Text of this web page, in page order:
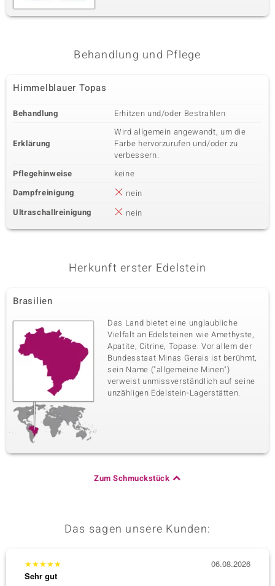
Vierter Edelstein
Karatgewicht Summe Schliff
Rundschliff
Pavéfassung
Edelsteinvarietät Anzahl und Größe
61 à 1,3 mm
Karatgewicht Summe
0,643 ct
Fassung
Pavéfassung
Herkunft
Thailand
Schwarzer Spinell
Anzahl und Größe
9 à 1 mm
0,05 ct
Fassung
Pavéfassung
Herkunft
Thailand
Behandlung und Pflege
Himmelblauer Topas
Behandlung Erhitzen und/oder Bestrahlen
Erklärung
Wird allgemein angewandt, um die
Farbe hervorzurufen und/oder zu
verbessern.
Pflegehinweise
keine
Dampfreinigung
nein
Ultraschallreinigung
nein
Herkunft erster Edelstein
Brasilien
Das Land bietet eine unglaubliche
Vielfalt an Edelsteinen wie Amethyste,
Apatite, Citrine, Topase. Vor allem der
Bundesstaat Minas Gerais ist berühmt,
sein Name ("allgemeine Minen")
verweist unmissverständlich auf seine
unzähligen Edelstein-Lagerstätten.
Zum Schmuckstück
Das sagen unsere Kunden:
★★★★★
Sehr gut
06.08.2026